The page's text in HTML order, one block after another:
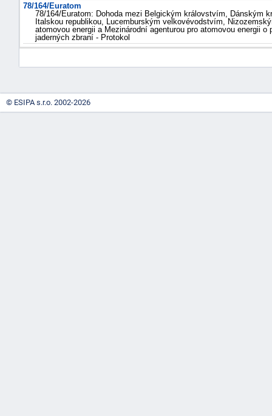
78/164/Euratom
78/164/Euratom: Dohoda mezi Belgickým královstvím, Dánským
Italskou republikou, Lucemburským velkovévodstvím,
atomovou energii a Mezinárodní agenturou pro atomovou energii
jaderných zbraní - Protokol
© ESIPA s.r.o. 2002-2026